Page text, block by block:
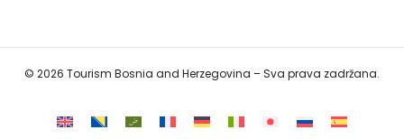
© 2026 Tourism Bosnia and Herzegovina – Sva prava zadržana.